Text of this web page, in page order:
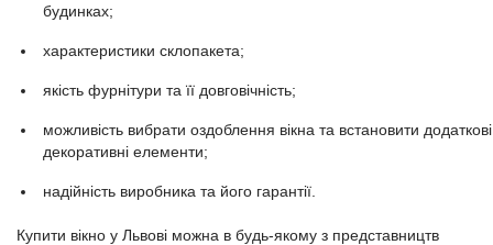
будинках;
характеристики склопакета;
якість фурнітури та її довговічність;
можливість вибрати оздоблення вікна та встановити додаткові
декоративні елементи;
надійність виробника та його гарантії.
Купити вікно у Львові можна в будь-якому з представництв